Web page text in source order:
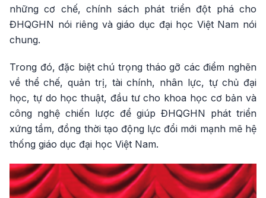
những cơ chế, chính sách phát triển đột phá cho
ĐHQGHN nói riêng và giáo dục đại học Việt Nam nói
chung.
Trong đó, đặc biệt chú trọng tháo gỡ các điểm nghẽn
về thể chế, quản trị, tài chính, nhân lực, tự chủ đại
học, tự do học thuật, đầu tư cho khoa học cơ bản và
công nghệ chiến lược để giúp ĐHQGHN phát triển
xứng tầm, đồng thời tạo động lực đổi mới mạnh mẽ hệ
thống giáo dục đại học Việt Nam.